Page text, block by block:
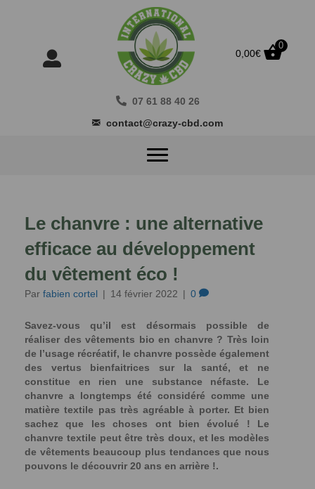
0,00€
0
07 61 88 40 26
contact@crazy-cbd.com
Le chanvre : une alternative
efficace au développement
du vêtement éco !
Par fabien cortel | 14 février 2022 | 0
Savez-vous qu’il est désormais possible de
réaliser des vêtements bio en chanvre ? Très loin
de l’usage récréatif, le chanvre possède également
des vertus bienfaitrices sur la santé, et ne
constitue en rien une substance néfaste. Le
chanvre a longtemps été considéré comme une
matière textile pas très agréable à porter. Et bien
sachez que les choses ont bien évolué ! Le
chanvre textile peut être très doux, et les modèles
de vêtements beaucoup plus tendances que nous
pouvons le découvrir 20 ans en arrière !.